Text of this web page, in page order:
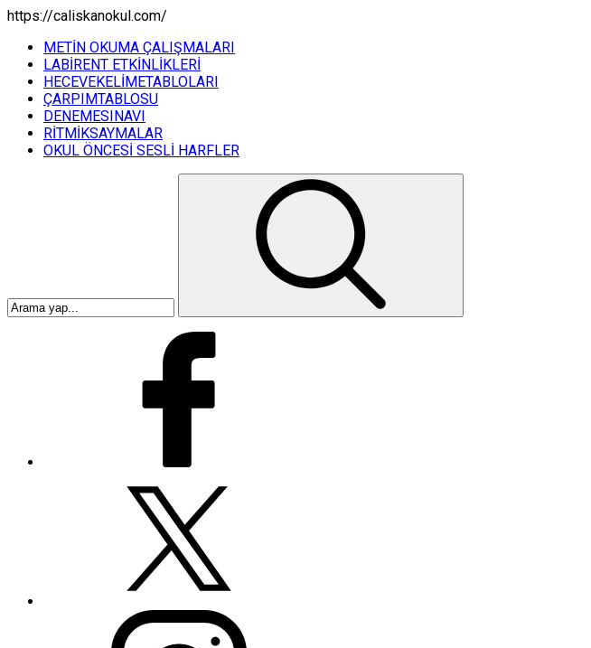
https://caliskanokul.com/
METİN OKUMA ÇALIŞMALARI
LABİRENT ETKİNLİKLERİ
HECEVEKELİMETABLOLARI
ÇARPIMTABLOSU
DENEMESINAVI
RİTMİKSAYMALAR
OKUL ÖNCESİ SESLİ HARFLER